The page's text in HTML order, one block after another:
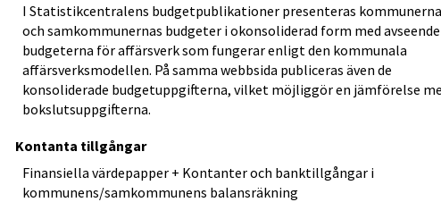
I Statistikcentralens budgetpublikationer presenteras
och samkommunernas budgeter i okonsoliderad form med
budgeterna för affärsverk som fungerar enligt den kommunala
affärsverksmodellen. På samma webbsida publiceras även de
konsoliderade budgetuppgifterna, vilket möjliggör en jämförelse
bokslutsuppgifterna.
Kontanta tillgångar
Finansiella värdepapper + Kontanter och banktillgångar i
kommunens/samkommunens balansräkning